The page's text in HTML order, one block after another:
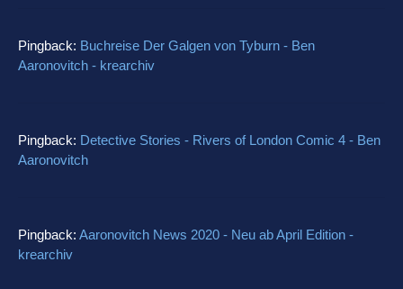
Pingback: Buchreise Der Galgen von Tyburn - Ben
Aaronovitch - krearchiv
Pingback: Detective Stories - Rivers of London Comic 4 - Ben
Aaronovitch
Pingback: Aaronovitch News 2020 - Neu ab April Edition -
krearchiv